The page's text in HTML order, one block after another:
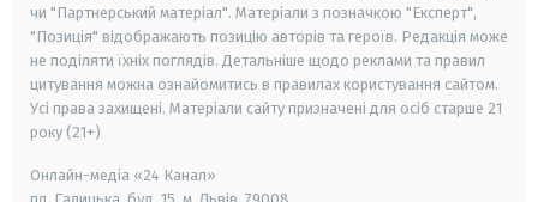
чи "Партнерський матеріал". Матеріали з позначкою "Експерт",
"Позиція" відображають позицію авторів та героїв. Редакція може
не поділяти їхніх поглядів. Детальніше щодо реклами та правил
цитування можна ознайомитись в правилах користування сайтом.
Усі права захищені. Матеріали сайту призначені для осіб старше 21
року (21+)
Онлайн-медіа «24 Канал»